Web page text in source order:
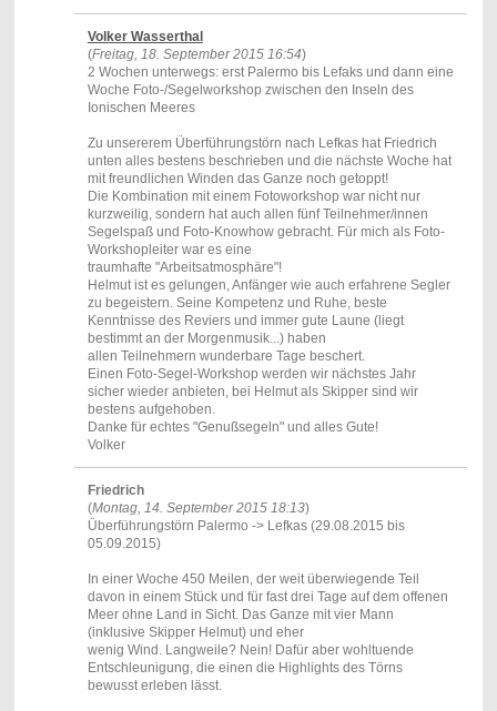
Volker Wasserthal
(Freitag, 18. September 2015 16:54)
2 Wochen unterwegs: erst Palermo bis Lefaks und dann eine
Woche Foto-/Segelworkshop zwischen den Inseln des
Ionischen Meeres
Zu unsererem Überführungstörn nach Lefkas hat Friedrich
unten alles bestens beschrieben und die nächste Woche hat
mit freundlichen Winden das Ganze noch getoppt!
Die Kombination mit einem Fotoworkshop war nicht nur
kurzweilig, sondern hat auch allen fünf Teilnehmer/innen
Segelspaß und Foto-Knowhow gebracht. Für mich als Foto-
Workshopleiter war es eine
traumhafte "Arbeitsatmosphäre"!
Helmut ist es gelungen, Anfänger wie auch erfahrene Segler
zu begeistern. Seine Kompetenz und Ruhe, beste
Kenntnisse des Reviers und immer gute Laune (liegt
bestimmt an der Morgenmusik...) haben
allen Teilnehmern wunderbare Tage beschert.
Einen Foto-Segel-Workshop werden wir nächstes Jahr
sicher wieder anbieten, bei Helmut als Skipper sind wir
bestens aufgehoben.
Danke für echtes "Genußsegeln" und alles Gute!
Volker
Friedrich
(Montag, 14. September 2015 18:13)
Überführungstörn Palermo -> Lefkas (29.08.2015 bis
05.09.2015)
In einer Woche 450 Meilen, der weit überwiegende Teil
davon in einem Stück und für fast drei Tage auf dem offenen
Meer ohne Land in Sicht. Das Ganze mit vier Mann
(inklusive Skipper Helmut) und eher
wenig Wind. Langweile? Nein! Dafür aber wohltuende
Entschleunigung, die einen die Highlights des Törns
bewusst erleben lässt.